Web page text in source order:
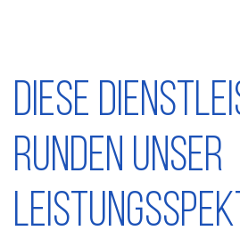
Diese
runden unser